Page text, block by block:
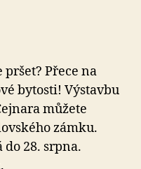
Přece na
bytosti! Výstavbu
můžete
zámku.
do 28. srpna.